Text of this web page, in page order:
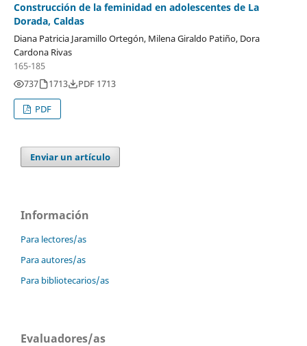
Construcción de la feminidad en adolescentes de La
Dorada, Caldas
Diana Patricia Jaramillo Ortegón, Milena Giraldo Patiño, Dora
Cardona Rivas
165-185
737
1713 PDF 1713
PDF
Enviar un artículo
Información
Para lectores/as
Para autores/as
Para bibliotecarios/as
Evaluadores/as